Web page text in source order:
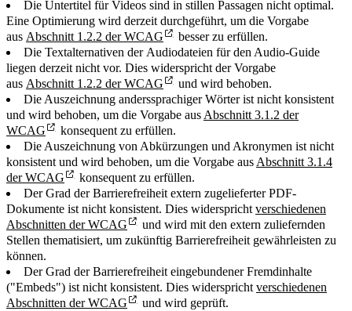
Die Untertitel für Videos sind in stillen Passagen nicht optimal.
Eine Optimierung wird derzeit durchgeführt, um die Vorgabe
aus Abschnitt 1.2.2 der WCAG
besser zu erfüllen.
Die Textalternativen der Audiodateien für den Audio-Guide
liegen derzeit nicht vor. Dies widerspricht der Vorgabe
aus Abschnitt 1.2.2 der WCAG
und wird behoben.
Die Auszeichnung anderssprachiger Wörter ist nicht konsistent
und wird behoben, um die Vorgabe aus Abschnitt 3.1.2 der
WCAG
konsequent zu erfüllen.
Die Auszeichnung von Abkürzungen und Akronymen ist nicht
konsistent und wird behoben, um die Vorgabe aus Abschnitt 3.1.4
der WCAG
konsequent zu erfüllen.
Der Grad der Barrierefreiheit extern zugelieferter PDF-
Dokumente ist nicht konsistent. Dies widerspricht verschiedenen
Abschnitten der WCAG
und wird mit den extern zuliefernden
Stellen thematisiert, um zukünftig Barrierefreiheit gewährleisten zu
können.
Der Grad der Barrierefreiheit eingebundener Fremdinhalte
("Embeds") ist nicht konsistent. Dies widerspricht verschiedenen
Abschnitten der WCAG
und wird geprüft.